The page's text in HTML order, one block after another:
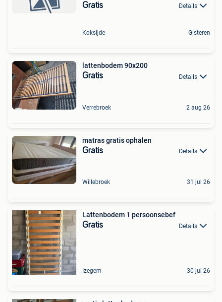
Gratis Details
Koksijde Gisteren
lattenbodem 90x200
Gratis Details
Verrebroek 2 aug 26
matras gratis ophalen
Gratis Details
Willebroek 31 jul 26
Lattenbodem 1 persoonsebef
Gratis Details
Izegem 30 jul 26